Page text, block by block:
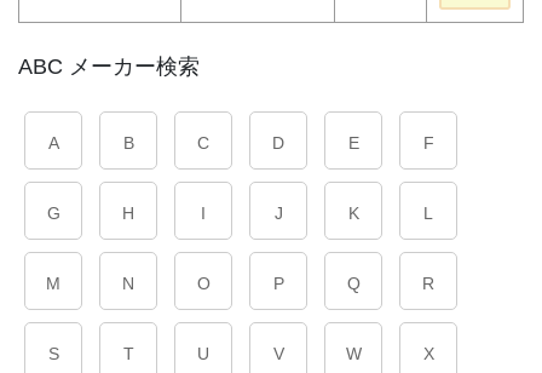
ABC メーカー検索
A B C D E F
G H I J K L
M N O P Q R
S T U V W X